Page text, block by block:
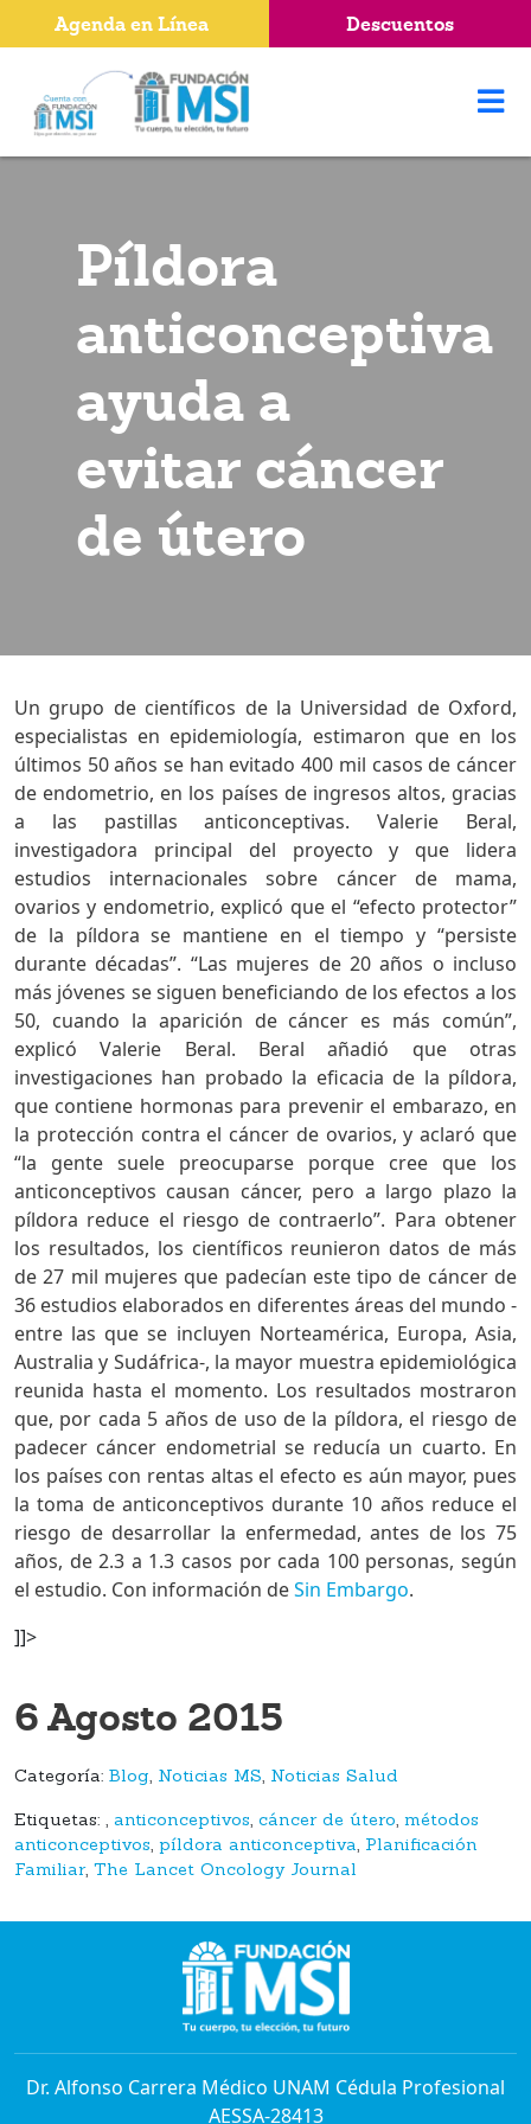
Píldora
anticonceptiva
ayuda a
evitar cáncer
de útero
Un grupo de científicos de la Universidad de Oxford,
especialistas en epidemiología, estimaron que en los
últimos 50 años se han evitado 400 mil casos de cáncer
de endometrio, en los países de ingresos altos, gracias
a las pastillas anticonceptivas. Valerie Beral,
investigadora principal del proyecto y que lidera
estudios internacionales sobre cáncer de mama,
ovarios y endometrio, explicó que el “efecto protector”
de la píldora se mantiene en el tiempo y “persiste
durante décadas”. “Las mujeres de 20 años o incluso
más jóvenes se siguen beneficiando de los efectos a los
50, cuando la aparición de cáncer es más común”,
explicó Valerie Beral. Beral añadió que otras
investigaciones han probado la eficacia de la píldora,
que contiene hormonas para prevenir el embarazo, en
la protección contra el cáncer de ovarios, y aclaró que
“la gente suele preocuparse porque cree que los
anticonceptivos causan cáncer, pero a largo plazo la
píldora reduce el riesgo de contraerlo”. Para obtener
los resultados, los científicos reunieron datos de más
de 27 mil mujeres que padecían este tipo de cáncer de
36 estudios elaborados en diferentes áreas del mundo -
entre las que se incluyen Norteamérica, Europa, Asia,
Australia y Sudáfrica-, la mayor muestra epidemiológica
reunida hasta el momento. Los resultados mostraron
que, por cada 5 años de uso de la píldora, el riesgo de
padecer cáncer endometrial se reducía un cuarto. En
los países con rentas altas el efecto es aún mayor, pues
la toma de anticonceptivos durante 10 años reduce el
riesgo de desarrollar la enfermedad, antes de los 75
años, de 2.3 a 1.3 casos por cada 100 personas, según
el estudio. Con información deSin Embargo.
]]>
6 Agosto 2015
Categoría: Blog, Noticias MS, Noticias Salud
Etiquetas: , anticonceptivos, cáncer de útero, métodos
anticonceptivos, píldora anticonceptiva, Planificación
Familiar, The Lancet Oncology Journal
Dr. Alfonso Carrera Médico UNAM Cédula Profesional
AESSA-28413
Agenda en Línea Descuentos